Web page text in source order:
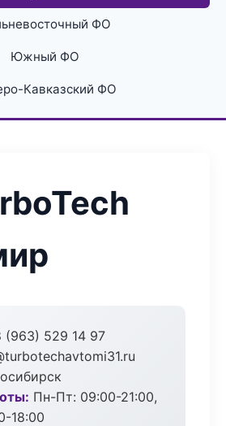
ФО
Южный ФО
Кавказский ФО
(963) 529 14 97
Пн-Пт: 09:00-21:00,
18:00